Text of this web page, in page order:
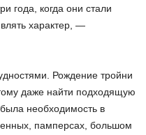
года, когда они стали
характер, —
Рождение тройни
даже найти подходящую
необходимость в
памперсах, большом